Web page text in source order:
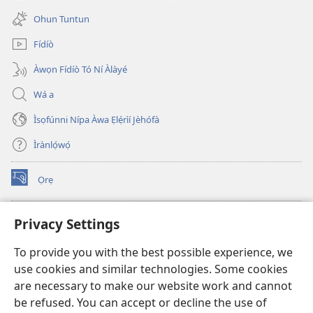
Privacy Settings
To provide you with the best possible experience, we
use cookies and similar technologies. Some cookies
are necessary to make our website work and cannot
be refused. You can accept or decline the use of
new
window)
Ohun Tuntun
Fídíò
Àwọn Fídíò Tó Ní Àlàyé
Wá a
Ìsọfúnni Nípa Àwa Ẹlẹ́rìí Jèhófà
Ìrànlọ́wọ́
Ọrẹ
(opens
new
ÀKÁ ÌWÉ ORÍ ÍŃTÁNẸ́Ẹ̀TÌ TI Watchtower™
(opens
window)JW Hub
(opens
new
window)JW Library
®